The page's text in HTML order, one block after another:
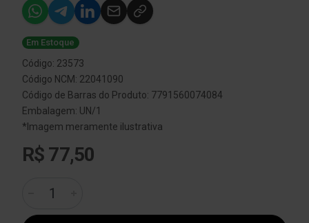
Em Estoque
Código: 23573
Código NCM: 22041090
Código de Barras do Produto: 7791560074084
Embalagem: UN/1
*Imagem meramente ilustrativa
R$ 77,50